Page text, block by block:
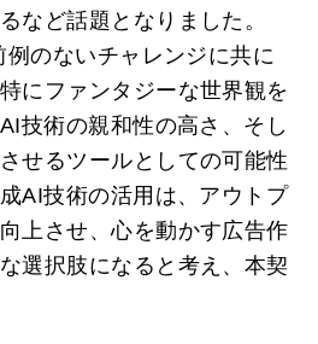
など話題となりました。
のないチャレンジに共に
にファンタジーな世界観を
技術の親和性の高さ、そし
せるツールとしての可能性
AI技術の活用は、アウトプ
上させ、心を動かす広告作
選択肢になると考え、本契